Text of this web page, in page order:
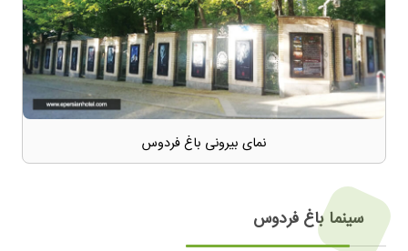
نمای بیرونی باغ فردوس
سینما باغ فردوس